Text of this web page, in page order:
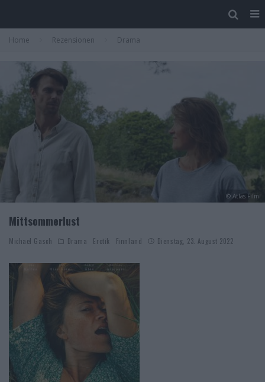
Home Rezensionen Drama
© Atlas Film
Mittsommerlust
Michael Gasch Drama Erotik Finnland Dienstag, 23. August 2022